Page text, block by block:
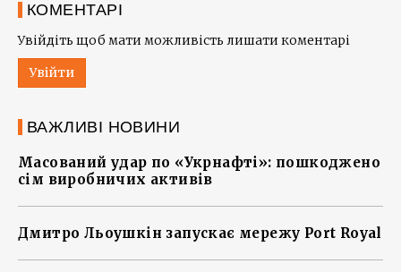
КОМЕНТАРІ
Увійдіть щоб мати можливість лишати коментарі
Увійти
ВАЖЛИВІ НОВИНИ
Масований удар по «Укрнафті»: пошкоджено
сім виробничих активів
Дмитро Льоушкін запускає мережу Port Royal